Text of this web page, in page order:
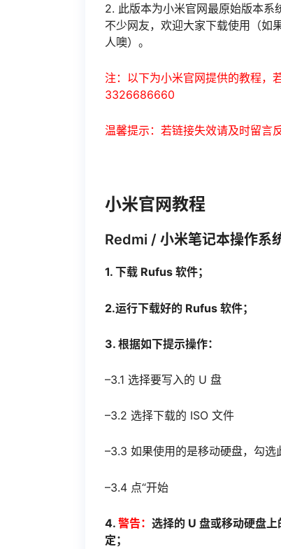
2. 此版本为小米官网最原始版本系
不少网友，欢迎大家下载使用（如
人噢）。
注：以下为小米官网提供的教程，
3326686660
温馨提示：若链接失效请及时留言
小米官网教程
Redmi / 小米笔记本操作系
1. 下载 Rufus 软件；
2.运行下载好的 Rufus 软件；
3. 根据如下提示操作：
–3.1 选择要写入的 U 盘
–3.2 选择下载的 ISO 文件
–3.3 如果使用的是移动硬盘，勾
–3.4 点“开始
4. 警告： 选择的 U 盘或移动硬盘上
定；